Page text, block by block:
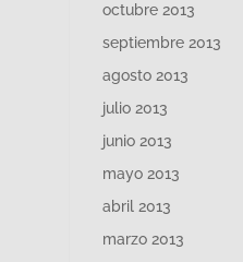
octubre 2013
septiembre 2013
agosto 2013
julio 2013
junio 2013
mayo 2013
abril 2013
marzo 2013